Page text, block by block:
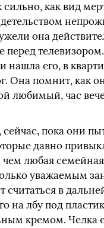
как вид
она
перед
нашла его, в
Она помнит, как
любимый, час
пока они
давно
любая
уважаемым
считаться в
на лбу под
кремом. Челка